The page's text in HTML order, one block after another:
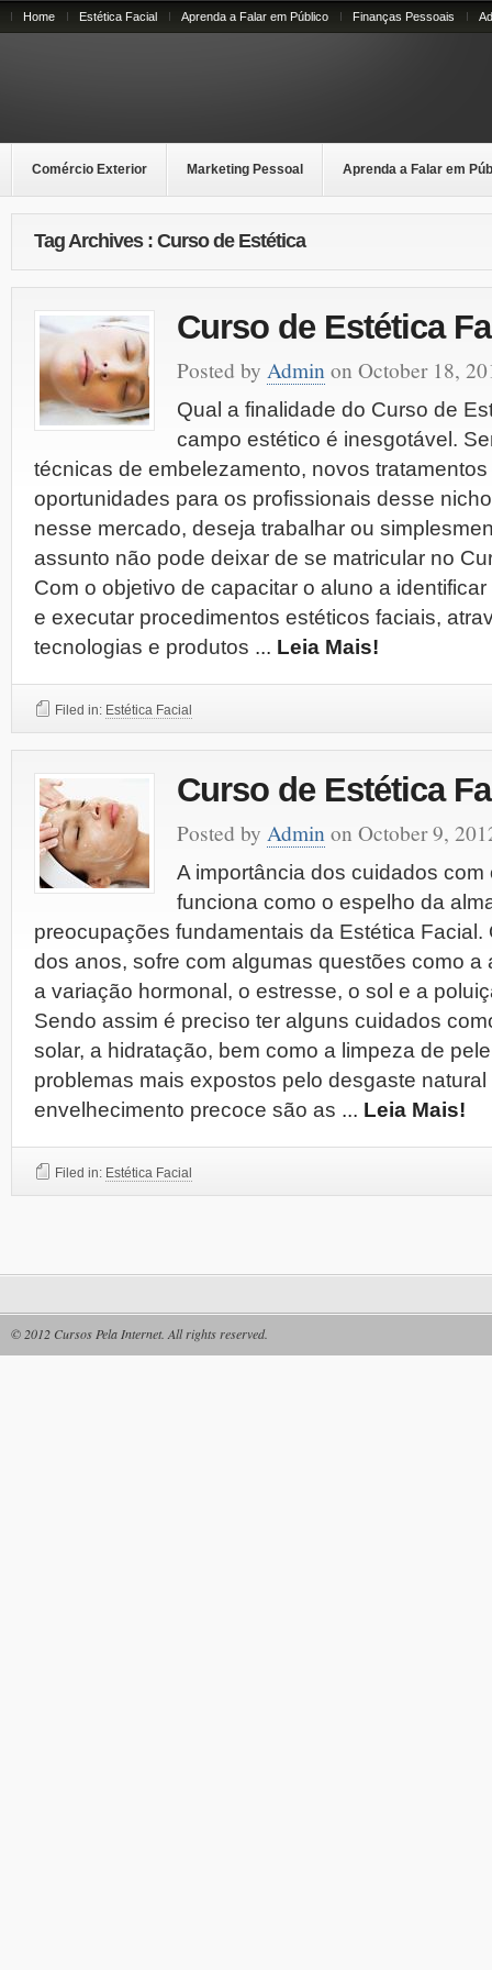
Home Estética Facial Aprenda a Falar em Público Finanças Pessoais
Comércio Exterior Marketing Pessoal Aprenda a Falar em
Tag Archives : Curso de Estética
Curso de Estética
Posted by Admin on October 18,
Qual a finalidade do Curso de
campo estético é inesgotável.
técnicas de embelezamento, novos
oportunidades para os profissionais desse
nesse mercado, deseja trabalhar ou
assunto não pode deixar de se matricular no
Com o objetivo de capacitar o aluno a
e executar procedimentos estéticos faciais,
tecnologias e produtos ... Leia Mais!
Filed in: Estética Facial
Curso de Estética
Posted by Admin on October 9,
A importância dos cuidados com
funciona como o espelho da
preocupações fundamentais da Estética Facial.
dos anos, sofre com algumas questões como a
a variação hormonal, o estresse, o sol e a
Sendo assim é preciso ter alguns cuidados
solar, a hidratação, bem como a limpeza de
problemas mais expostos pelo desgaste
envelhecimento precoce são as ... Leia Mais!
Filed in: Estética Facial
© 2012 Cursos Pela Internet. All rights reserved.